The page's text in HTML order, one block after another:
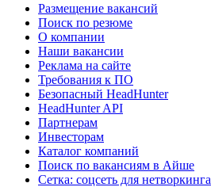
Размещение вакансий
Поиск по резюме
О компании
Наши вакансии
Реклама на сайте
Требования к ПО
Безопасный HeadHunter
HeadHunter API
Партнерам
Инвесторам
Каталог компаний
Поиск по вакансиям в Айше
Сетка: соцсеть для нетворкинга